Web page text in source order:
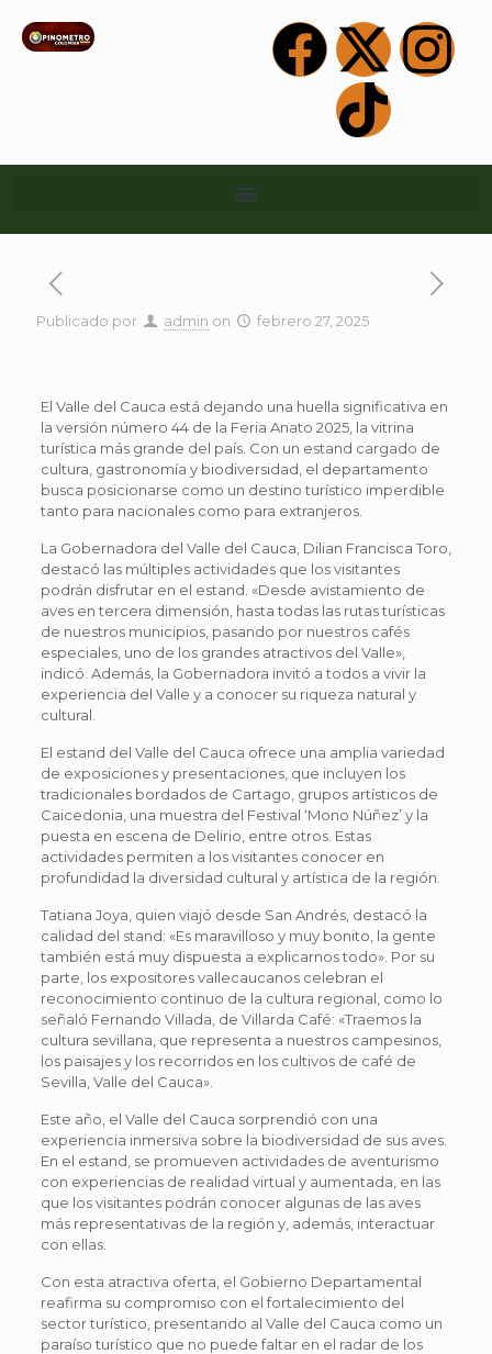
Publicado por admin on febrero 27, 2025
El Valle del Cauca está dejando una huella significativa en
la versión número 44 de la Feria Anato 2025, la vitrina
turística más grande del país. Con un estand cargado de
cultura, gastronomía y biodiversidad, el departamento
busca posicionarse como un destino turístico imperdible
tanto para nacionales como para extranjeros.
La Gobernadora del Valle del Cauca, Dilian Francisca Toro,
destacó las múltiples actividades que los visitantes
podrán disfrutar en el estand. «Desde avistamiento de
aves en tercera dimensión, hasta todas las rutas turísticas
de nuestros municipios, pasando por nuestros cafés
especiales, uno de los grandes atractivos del Valle»,
indicó. Además, la Gobernadora invitó a todos a vivir la
experiencia del Valle y a conocer su riqueza natural y
cultural.
El estand del Valle del Cauca ofrece una amplia variedad
de exposiciones y presentaciones, que incluyen los
tradicionales bordados de Cartago, grupos artísticos de
Caicedonia, una muestra del Festival ‘Mono Núñez’ y la
puesta en escena de Delirio, entre otros. Estas
actividades permiten a los visitantes conocer en
profundidad la diversidad cultural y artística de la región.
Tatiana Joya, quien viajó desde San Andrés, destacó la
calidad del stand: «Es maravilloso y muy bonito, la gente
también está muy dispuesta a explicarnos todo». Por su
parte, los expositores vallecaucanos celebran el
reconocimiento continuo de la cultura regional, como lo
señaló Fernando Villada, de Villarda Café: «Traemos la
cultura sevillana, que representa a nuestros campesinos,
los paisajes y los recorridos en los cultivos de café de
Sevilla, Valle del Cauca».
Este año, el Valle del Cauca sorprendió con una
experiencia inmersiva sobre la biodiversidad de sus aves.
En el estand, se promueven actividades de aventurismo
con experiencias de realidad virtual y aumentada, en las
que los visitantes podrán conocer algunas de las aves
más representativas de la región y, además, interactuar
con ellas.
Con esta atractiva oferta, el Gobierno Departamental
reafirma su compromiso con el fortalecimiento del
sector turístico, presentando al Valle del Cauca como un
paraíso turístico que no puede faltar en el radar de los